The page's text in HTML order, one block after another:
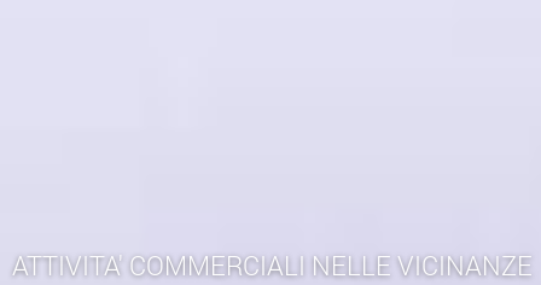
ATTIVITA' COMMERCIALI NELLE VICINANZE